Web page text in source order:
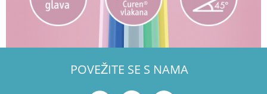
POVEŽITE SE S NAMA